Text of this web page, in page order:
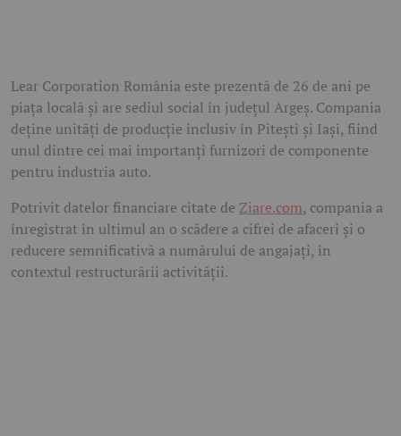
Lear Corporation România este prezentă de 26 de ani pe
piața locală și are sediul social în județul Argeș. Compania
deține unități de producție inclusiv în Pitești și Iași, fiind
unul dintre cei mai importanți furnizori de componente
pentru industria auto.
Potrivit datelor financiare citate de Ziare.com, compania a
înregistrat în ultimul an o scădere a cifrei de afaceri și o
reducere semnificativă a numărului de angajați, în
contextul restructurării activității.